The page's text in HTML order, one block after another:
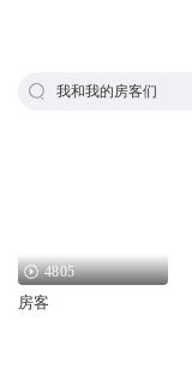
我和我的房客们
4805
房客